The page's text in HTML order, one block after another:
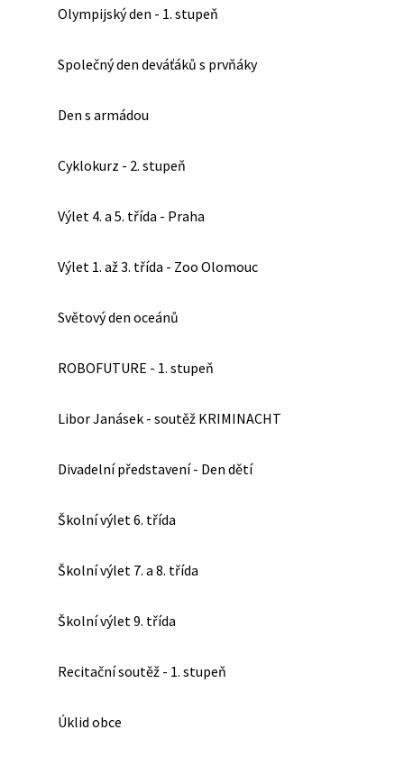
Olympijský den - 1. stupeň
Společný den deváťáků s prvňáky
Den s armádou
Cyklokurz - 2. stupeň
Výlet 4. a 5. třída - Praha
Výlet 1. až 3. třída - Zoo Olomouc
Světový den oceánů
ROBOFUTURE - 1. stupeň
Libor Janásek - soutěž KRIMINACHT
Divadelní představení - Den dětí
Školní výlet 6. třída
Školní výlet 7. a 8. třída
Školní výlet 9. třída
Recitační soutěž - 1. stupeň
Úklid obce